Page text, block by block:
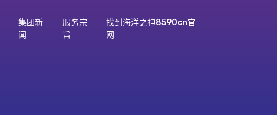
集团新
闻
服务宗
旨
找到海洋之神8590cn官
网